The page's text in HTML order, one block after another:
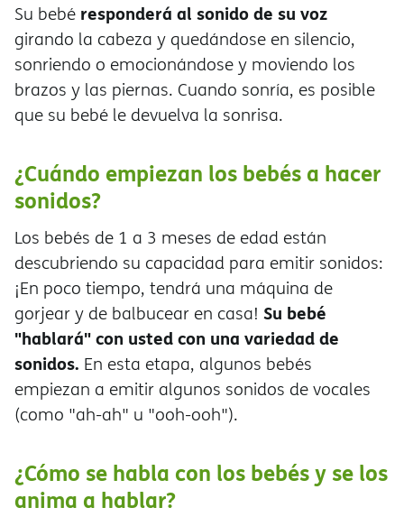
Su bebé responderá al sonido de su voz
girando la cabeza y quedándose en silencio,
sonriendo o emocionándose y moviendo los
brazos y las piernas. Cuando sonría, es posible
que su bebé le devuelva la sonrisa.
¿Cuándo empiezan los bebés a hacer
sonidos?
Los bebés de 1 a 3 meses de edad están
descubriendo su capacidad para emitir sonidos:
¡En poco tiempo, tendrá una máquina de
gorjear y de balbucear en casa! Su bebé
"hablará" con usted con una variedad de
sonidos. En esta etapa, algunos bebés
empiezan a emitir algunos sonidos de vocales
(como "ah-ah" u "ooh-ooh").
¿Cómo se habla con los bebés y se los
anima a hablar?